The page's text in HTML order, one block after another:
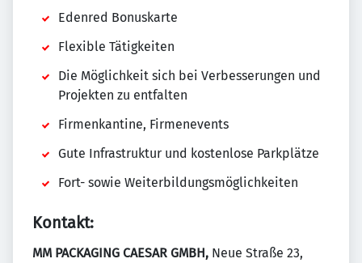
Edenred Bonuskarte
Flexible Tätigkeiten
Die Möglichkeit sich bei Verbesserungen und
Projekten zu entfalten
Firmenkantine, Firmenevents
Gute Infrastruktur und kostenlose Parkplätze
Fort- sowie Weiterbildungsmöglichkeiten
Kontakt:
MM PACKAGING CAESAR GMBH, Neue Straße 23,